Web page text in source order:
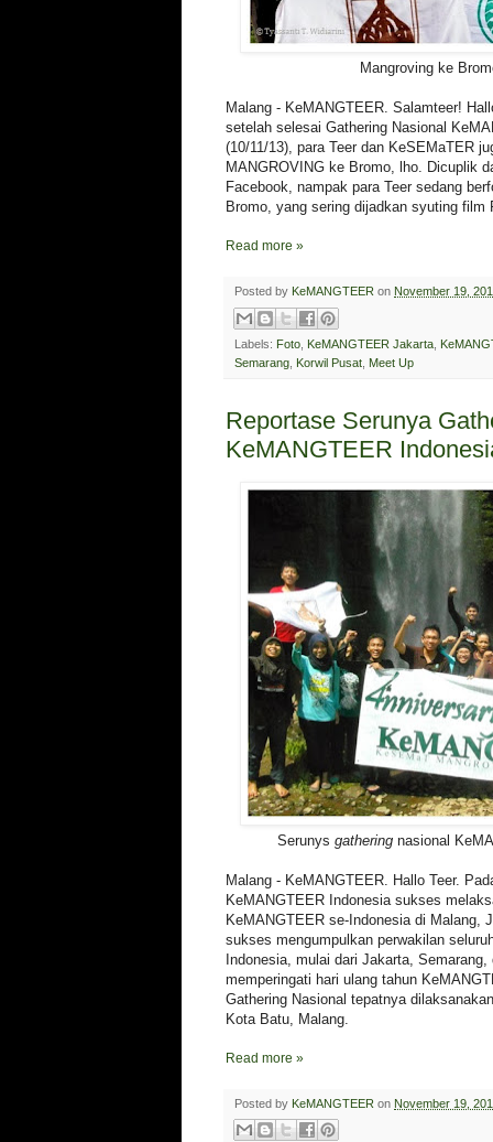
Mangroving ke
Malang - KeMANGTEER. Salamteer!
setelah selesai Gathering Nasional
(10/11/13), para Teer dan KeSEMaTER
MANGROVING ke Bromo, lho. Dicuplik
Facebook, nampak para Teer sedang
Bromo, yang sering dijadkan syuting film
Read more »
Posted by KeMANGTEER on November 19,
Labels: Foto KeMANGTEER Jakarta
Semarang Korwil Pusat Meet Up
Reportase Serunya
KeMANGTEER
Serunysgathering nasional
Malang - KeMANGTEER. Hallo Teer.
KeMANGTEER Indonesia sukses
KeMANGTEER se-Indonesia di Malang,
sukses mengumpulkan perwakilan
Indonesia, mulai dari Jakarta,
memperingati hari ulang tahun
Gathering Nasional tepatnya
Kota Batu, Malang.
Read more »
Posted by KeMANGTEER on November 19,